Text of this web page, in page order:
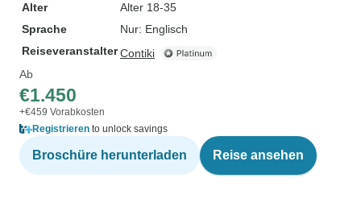
Alter
Alter 18-35
Sprache
Nur: Englisch
ReiseveranstalterContiki
Ab
€1.450
+€459 Vorabkosten
Registrieren to unlock savings
Broschüre herunterladen Reise ansehen